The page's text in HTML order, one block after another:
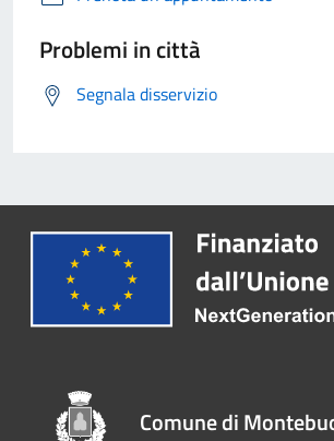
Problemi in città
Segnala disservizio
Comune di